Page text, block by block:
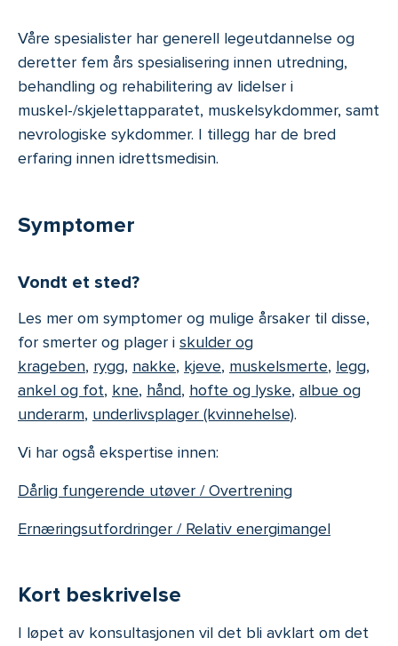
Våre spesialister har generell legeutdannelse og
deretter fem års spesialisering innen utredning,
behandling og rehabilitering av lidelser i
muskel-/skjelettapparatet, muskelsykdommer, samt
nevrologiske sykdommer. I tillegg har de bred
erfaring innen idrettsmedisin.
Symptomer
Vondt et sted?
Les mer om symptomer og mulige årsaker til disse,
for smerter og plager i skulder og
krageben, rygg, nakke, kjeve, muskelsmerte, legg,
ankel og fot, kne, hånd, hofte og lyske, albue og
underarm, underlivsplager (kvinnehelse).
Vi har også ekspertise innen:
Dårlig fungerende utøver / Overtrening
Ernæringsutfordringer / Relativ energimangel
Kort beskrivelse
I løpet av konsultasjonen vil det bli avklart om det